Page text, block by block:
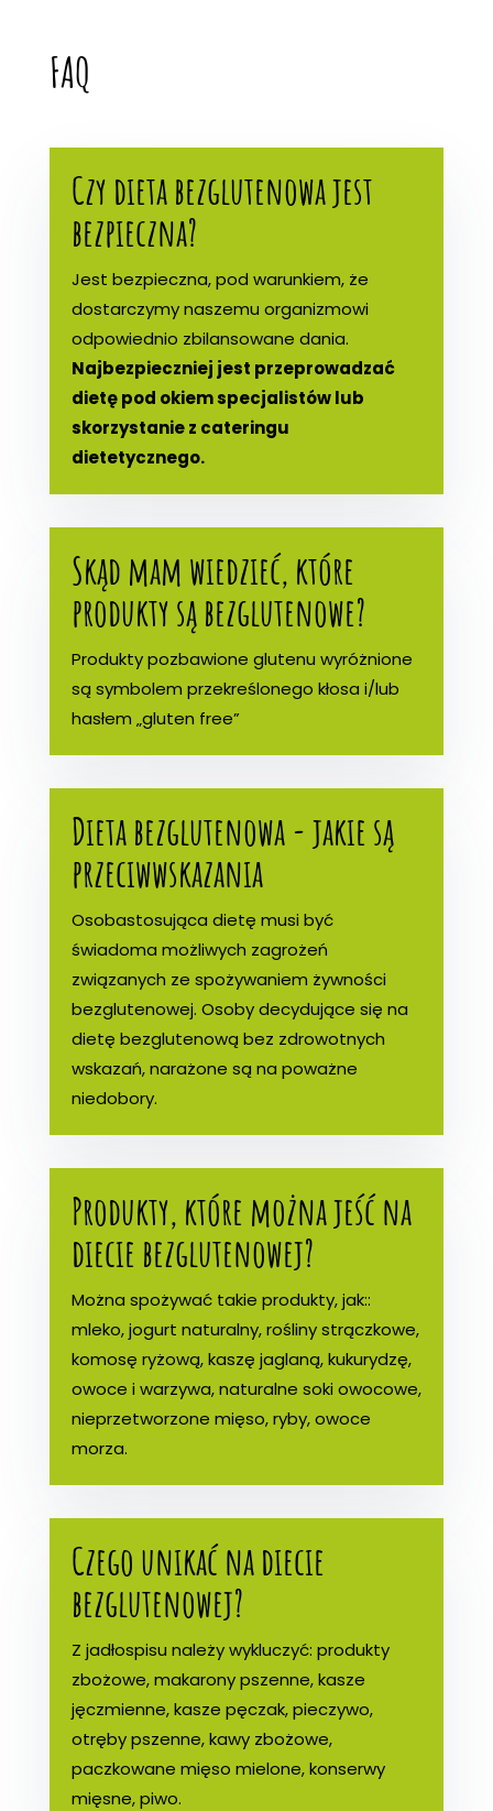
FAQ
Czy dieta bezglutenowa jest
bezpieczna?
Jest bezpieczna, pod warunkiem, że
dostarczymy naszemu organizmowi
odpowiednio zbilansowane dania.
Najbezpieczniej jest przeprowadzać
dietę pod okiem specjalistów lub
skorzystanie z cateringu
dietetycznego.
Skąd mam wiedzieć, które
produkty są bezglutenowe?
Produkty pozbawione glutenu wyróżnione
są symbolem przekreślonego kłosa i/lub
hasłem „gluten free”
Dieta bezglutenowa - jakie są
przeciwwskazania
Osobastosująca dietę musi być
świadoma możliwych zagrożeń
związanych ze spożywaniem żywności
bezglutenowej. Osoby decydujące się na
dietę bezglutenową bez zdrowotnych
wskazań, narażone są na poważne
niedobory.
Produkty, które można jeść na
diecie bezglutenowej?
Można spożywać takie produkty, jak::
mleko, jogurt naturalny, rośliny strączkowe,
komosę ryżową, kaszę jaglaną, kukurydzę,
owoce i warzywa, naturalne soki owocowe,
nieprzetworzone mięso, ryby, owoce
morza.
Czego unikać na diecie
bezglutenowej?
Z jadłospisu należy wykluczyć: produkty
zbożowe, makarony pszenne, kasze
jęczmienne, kasze pęczak, pieczywo,
otręby pszenne, kawy zbożowe,
paczkowane mięso mielone, konserwy
mięsne, piwo.